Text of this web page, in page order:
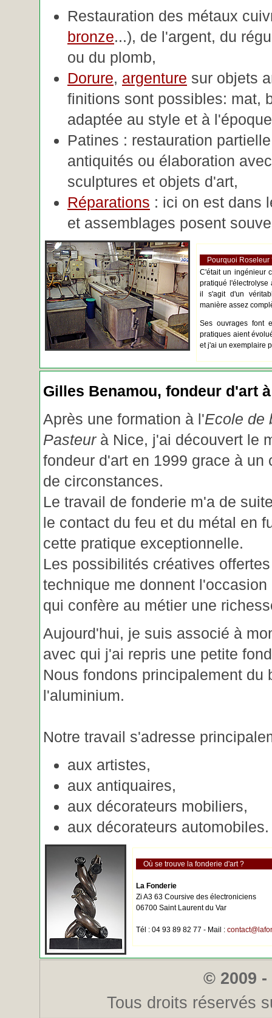
Restauration des métaux
bronze...), de l'argent, du
ou du plomb,
Dorure, argenture sur objets
finitions sont possibles: mat,
adaptée au style et à
Patines : restauration
antiquités ou élaboration
sculptures et objets d'art,
Réparations : ici on est dans
et assemblages posent
Pourquoi Roseleur
C'était un ingénieur
pratiqué l'électrolyse
il s'agit d'un
manière assez
Ses ouvrages font
pratiques aient
et j'ai un exemplaire
Gilles Benamou, fondeur d'art
Après une formation à l'Ecole de
Pasteurà Nice, j'ai découvert le
fondeur d'art en 1999 grace à un
de circonstances.
Le travail de fonderie m'a de
le contact du feu et du métal en
cette pratique exceptionnelle.
Les possibilités créatives
technique me donnent
qui confère au métier une
Aujourd'hui, je suis associé à
avec qui j'ai repris une petite
Nous fondons principalement
l'aluminium.
Notre travail s'adresse
aux artistes,
aux antiquaires,
aux décorateurs mobiliers,
aux décorateurs automobiles.
Où se trouve la fonderie d'art ?
La Fonderie
Zi A3 63 Coursive des électroniciens
06700 Saint Laurent du Var
Tél : 04 93 89 82 77 - Mail :
© 2009
Tous droits réservés